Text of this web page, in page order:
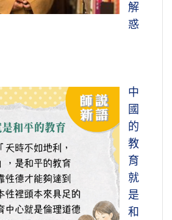
解
惑
中
國
的
教
育
就
是
和